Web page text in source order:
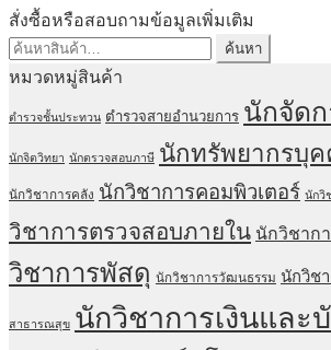
฿395.00
through
฿670.00
สั่งซื้อหรือสอบถามข้อมูลเพิ่มเติม
ค้นหา:
ค้นหา
หมวดหมู่สินค้า
ตำรวจชั้นประทวน ตำรวจสายอำนวยการ นักจัดก
นักจิตวิทยา นักตรวจสอบภาษี นักทรัพยากรบุค
นักวิชาการคลัง นักวิชาการคอมพิวเตอร์ นักวิ
วิชาการตรวจสอบภายใน นักวิชาก
วิชาการพัสดุ นักวิชาการวัฒนธรรม นักวิช
สาธารณสุข นักวิชาการเงินและ